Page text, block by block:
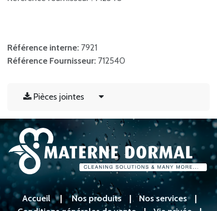
Référence interne: 7921
Référence Fournisseur: 712540
Pièces jointes
Accueil|Nos produits|Nos services|